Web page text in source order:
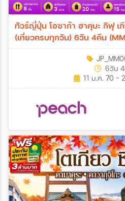
ทัวร์ญี่ปุ่น โอซาก้า ฮาคุบะ กิฟุ เ
(เที่ยวครบทุกวัน) 6วัน 4คืน
6วัน
11 ม.ค. 70 -